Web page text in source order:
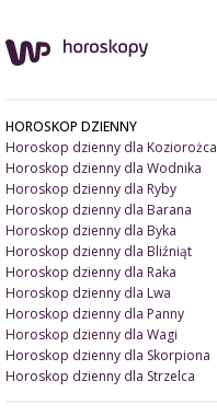
HOROSKOP DZIENNY
Horoskop dzienny dla Koziorożca
Horoskop dzienny dla Wodnika
Horoskop dzienny dla Ryby
Horoskop dzienny dla Barana
Horoskop dzienny dla Byka
Horoskop dzienny dla Bliźniąt
Horoskop dzienny dla Raka
Horoskop dzienny dla Lwa
Horoskop dzienny dla Panny
Horoskop dzienny dla Wagi
Horoskop dzienny dla Skorpiona
Horoskop dzienny dla Strzelca